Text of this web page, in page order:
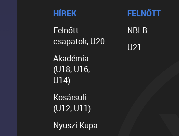
HÍREK
Felnőtt
csapatok, U20
Akadémia
(U18, U16,
U14)
Kosársuli
(U12, U11)
Nyuszi Kupa
FELNŐTT
NBI B
U21